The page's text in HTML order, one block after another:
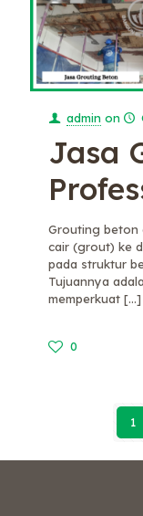
admin on
Jasa
Grouting beton
cair (grout) ke
pada struktur
Tujuannya
memperkuat […]
0
1